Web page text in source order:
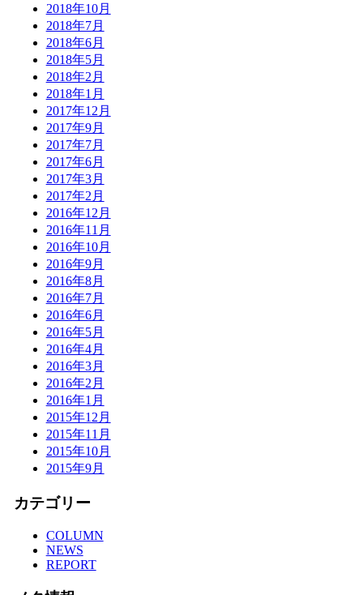
2018年10月
2018年7月
2018年6月
2018年5月
2018年2月
2018年1月
2017年12月
2017年9月
2017年7月
2017年6月
2017年3月
2017年2月
2016年12月
2016年11月
2016年10月
2016年9月
2016年8月
2016年7月
2016年6月
2016年5月
2016年4月
2016年3月
2016年2月
2016年1月
2015年12月
2015年11月
2015年10月
2015年9月
カテゴリー
COLUMN
NEWS
REPORT